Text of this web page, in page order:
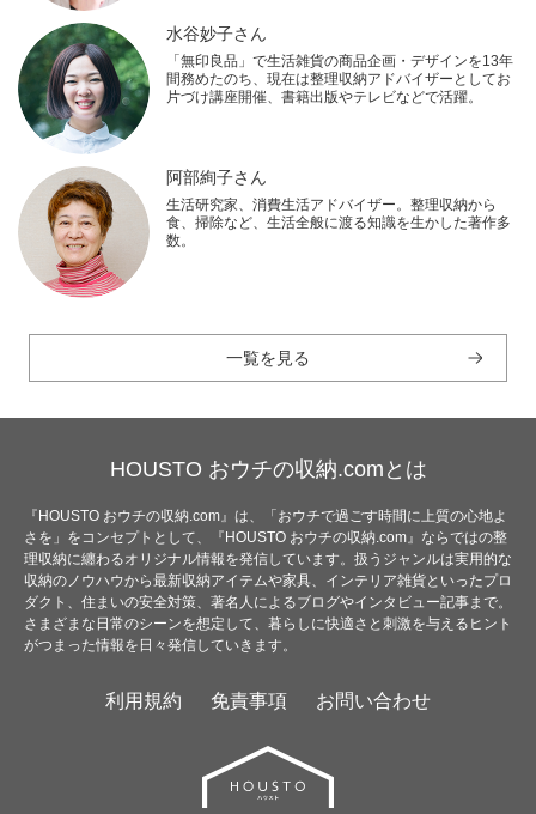
水谷妙子さん
「無印良品」で生活雑貨の商品企画・デザインを13年
間務めたのち、現在は整理収納アドバイザーとしてお
片づけ講座開催、書籍出版やテレビなどで活躍。
阿部絢子さん
生活研究家、消費生活アドバイザー。整理収納から
食、掃除など、生活全般に渡る知識を生かした著作多
数。
一覧を見る
HOUSTO おウチの収納.comとは
『HOUSTO おウチの収納.com』は、「おウチで過ごす時間に上質の心地よ
さを」をコンセプトとして、『HOUSTO おウチの収納.com』ならではの整
理収納に纏わるオリジナル情報を発信しています。扱うジャンルは実用的な
収納のノウハウから最新収納アイテムや家具、インテリア雑貨といったプロ
ダクト、住まいの安全対策、著名人によるブログやインタビュー記事まで。
さまざまな日常のシーンを想定して、暮らしに快適さと刺激を与えるヒント
がつまった情報を日々発信していきます。
利用規約 免責事項 お問い合わせ